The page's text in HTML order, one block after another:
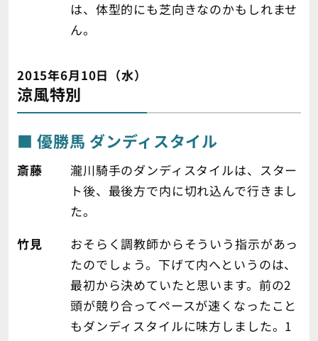
は、体型的にも芝向きなのかもしれませ
ん。
2015年6月10日（水）
涼風特別
優勝馬 ダンディスタイル
斎藤
瀧川騎手のダンディスタイルは、スター
ト後、最後方で内に切れ込んで行きまし
た。
竹見
おそらく調教師からそういう指示があっ
たのでしょう。下げて内へというのは、
最初から決めていたと思います。前の2
頭が競り合ってペースが速くなったこと
もダンディスタイルに味方しました。1